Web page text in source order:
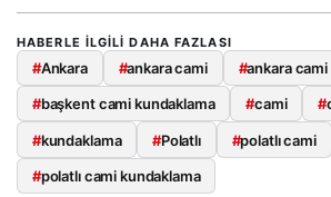
HABERLE ILGILI DAHA FAZLASI
#Ankara #ankara cami #ankara
#başkent cami kundaklama #cami #
#kundaklama #Polatlı #polatlı cami
#polatlı cami kundaklama